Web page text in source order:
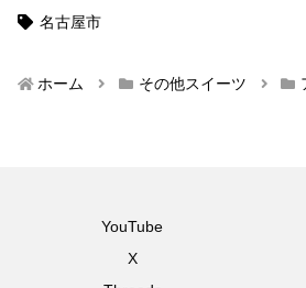
名古屋市
ホーム その他スイーツ
YouTube
X